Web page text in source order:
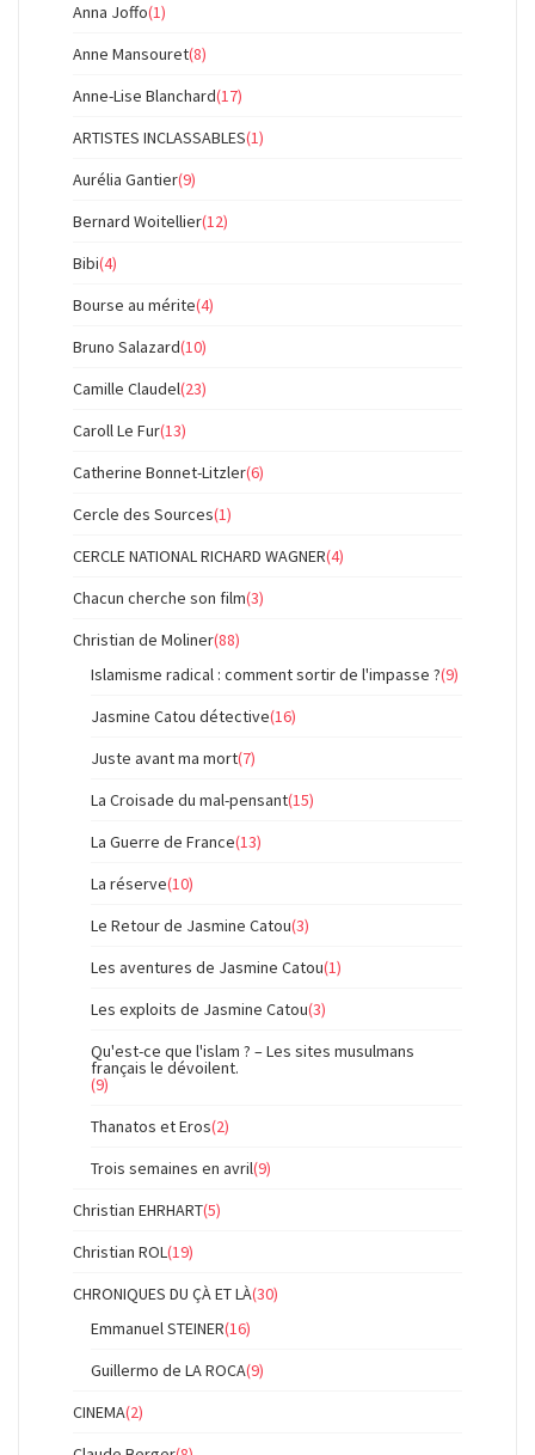
Anna Joffo(1)
Anne Mansouret(8)
Anne-Lise Blanchard(17)
ARTISTES INCLASSABLES(1)
Aurélia Gantier(9)
Bernard Woitellier(12)
Bibi(4)
Bourse au mérite(4)
Bruno Salazard(10)
Camille Claudel(23)
Caroll Le Fur(13)
Catherine Bonnet-Litzler(6)
Cercle des Sources(1)
CERCLE NATIONAL RICHARD WAGNER(4)
Chacun cherche son film(3)
Christian de Moliner(88)
Islamisme radical : comment sortir de l'impasse ?(9)
Jasmine Catou détective(16)
Juste avant ma mort(7)
La Croisade du mal-pensant(15)
La Guerre de France(13)
La réserve(10)
Le Retour de Jasmine Catou(3)
Les aventures de Jasmine Catou(1)
Les exploits de Jasmine Catou(3)
Qu'est-ce que l'islam ? – Les sites musulmans
français le dévoilent.
(9)
Thanatos et Eros(2)
Trois semaines en avril(9)
Christian EHRHART(5)
Christian ROL(19)
CHRONIQUES DU ÇÀ ET LÀ(30)
Emmanuel STEINER(16)
Guillermo de LA ROCA(9)
CINEMA(2)